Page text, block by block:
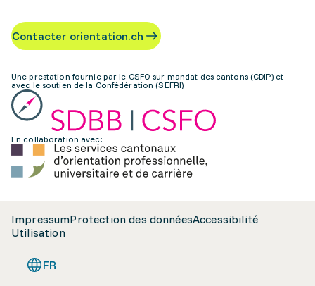
Contacter orientation.ch
Une prestation fournie par le CSFO sur mandat des cantons (CDIP) et
avec le soutien de la Confédération (SEFRI)
En collaboration avec:
ImpressumProtection des donnéesAccessibilité
Utilisation
FR